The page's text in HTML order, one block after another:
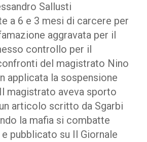
Sallusti
a 6 e 3 mesi di carcere per
aggravata per il
controllo per il
del magistrato Nino
applicata la sospensione
magistrato aveva sporto
articolo scritto da Sgarbi
la mafia si combatte
pubblicato su Il Giornale